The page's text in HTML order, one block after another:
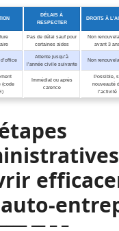
DÉLAIS À
RESPECTER
DROITS À
Pas de délai sauf pour
certaines aides
Non
avant 3
Attente jusqu’à
l’année civile suivante
Non
(code
Immédiat ou après
carence
Possible, si
nouveauté
l’activité